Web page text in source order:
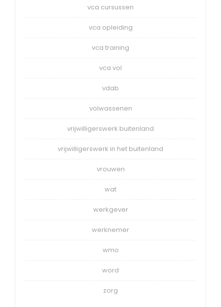
vca cursussen
vca opleiding
vca training
vca vol
vdab
volwassenen
vrijwilligerswerk buitenland
vrijwilligerswerk in het buitenland
vrouwen
wat
werkgever
werknemer
wmo
word
zorg